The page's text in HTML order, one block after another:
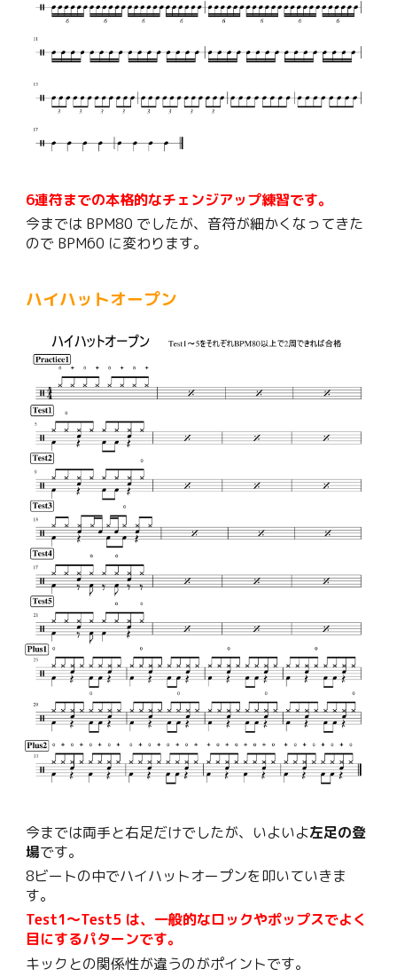
6連符までの本格的なチェンジアップ練習です。
今までは BPM80 でしたが、音符が細かくなってきた
ので BPM60 に変わります。
ハイハットオープン
今までは両手と右足だけでしたが、いよいよ左足の登
場です。
8ビートの中でハイハットオープンを叩いていきま
す。
Test1〜Test5 は、一般的なロックやポップスでよく
目にするパターンです。
キックとの関係性が違うのがポイントです。